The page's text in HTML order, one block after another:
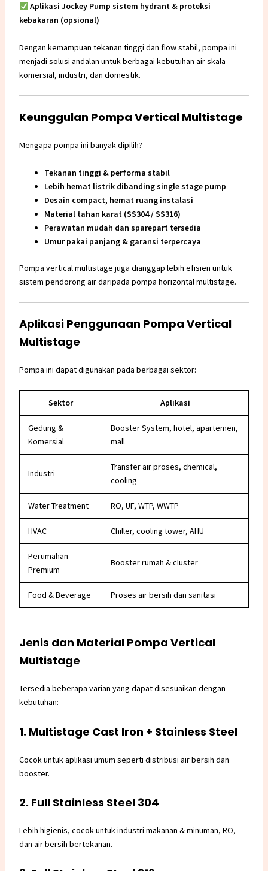
AplikasiJockey Pump sistem hydrant & proteksi
kebakaran (opsional)
Dengan kemampuan tekanan tinggi dan flow stabil, pompa ini
menjadi solusi andalan untuk berbagai kebutuhan air skala
komersial, industri, dan domestik.
Keunggulan Pompa Vertical Multistage
Mengapa pompa ini banyak dipilih?
Tekanan tinggi & performa stabil
Lebih hemat listrik dibanding single stage pump
Desain compact, hemat ruang instalasi
Material tahan karat (SS304 / SS316)
Perawatan mudah dan sparepart tersedia
Umur pakai panjang & garansi terpercaya
Pompa vertical multistage juga dianggap lebih efisien untuk
sistem pendorong air daripada pompa horizontal multistage.
Aplikasi Penggunaan Pompa Vertical
Multistage
Pompa ini dapat digunakan pada berbagai sektor:
Sektor Aplikasi
Gedung &
Komersial
Booster System, hotel, apartemen,
mall
Industri
Transfer air proses, chemical,
cooling
Water Treatment RO, UF, WTP, WWTP
HVAC Chiller, cooling tower, AHU
Perumahan
Premium
Booster rumah & cluster
Food & Beverage Proses air bersih dan sanitasi
Jenis dan Material Pompa Vertical
Multistage
Tersedia beberapa varian yang dapat disesuaikan dengan
kebutuhan:
1. Multistage Cast Iron + Stainless Steel
Cocok untuk aplikasi umum seperti distribusi air bersih dan
booster.
2. Full Stainless Steel 304
Lebih higienis, cocok untuk industri makanan & minuman, RO,
dan air bersih bertekanan.